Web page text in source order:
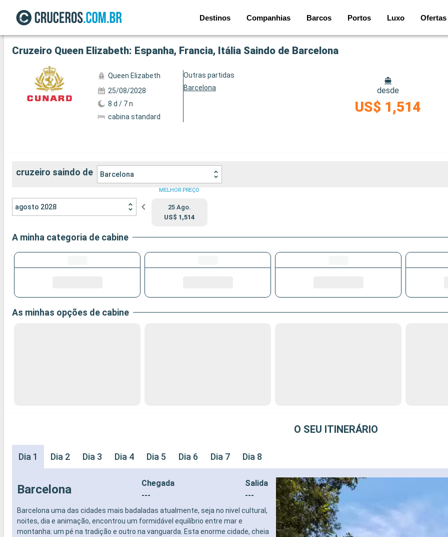
Destinos Companhias Barcos Portos Luxo Ofertas
Ver a 72 fotos
Cruzeiro Queen Elizabeth: Espanha, Francia, Itália Saindo de Barcelona
Queen Elizabeth
25/08/2028
8 d / 7 n
cabina standard
Outras partidas
Barcelona
desde
US$ 1,514
cruzeiro saindo de Barcelona
agosto 2028
MELHOR PREÇO
25 Ago.
US$ 1,514
A minha categoria de cabine
As minhas opções de cabine
O SEU ITINERÁRIO
Dia 1 Dia 2 Dia 3 Dia 4 Dia 5 Dia 6 Dia 7 Dia 8
Barcelona
Chegada
---
Salida
---
Barcelona uma das cidades mais badaladas atualmente, seja no nivel cultural,
noites, dia e animação, encontrou um formidável equilíbrio entre mar e
montanha: um pé na tradição e outro na vanguarda. Esta enorme cidade, cheia